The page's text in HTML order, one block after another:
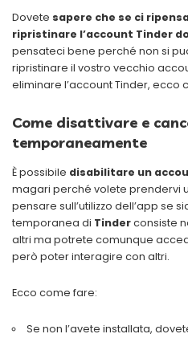
Dovete sapere che se ci
ripristinare l’account Tinder
pensateci bene perché non si
ripristinare il vostro vecchio
eliminare l’account Tinder, ecco
Come disattivare e
temporaneamente
È possibile disabilitare un
magari perché volete prendervi
pensare sull’utilizzo dell’app se
temporanea di Tinderconsiste
altri ma potrete comunque
però poter interagire con altri.
Ecco come fare:
Se non l’avete installata,